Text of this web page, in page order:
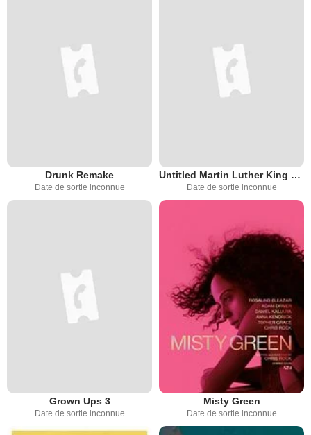
Drunk Remake
Date de sortie inconnue
Untitled Martin Luther King Project
Date de sortie inconnue
Grown Ups 3
Date de sortie inconnue
Misty Green
Date de sortie inconnue